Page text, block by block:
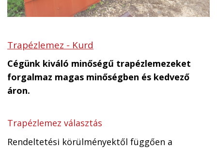
Trapézlemez - Kurd
Cégünk kiváló minőségű trapézlemezeket
forgalmaz magas minőségben és kedvező
áron.
Trapézlemez választás
Rendeltetési körülményektől függően a